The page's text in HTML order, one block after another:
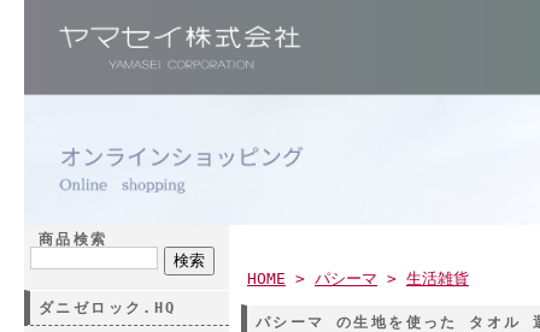
商品検索
ダニゼロック.HQ
HOME > パシーマ > 生活雑貨
パシーマ の生地を使った タオル